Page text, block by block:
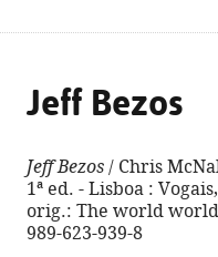
Jeff Bezos
Jeff Bezos / Chris
1ª ed. - Lisboa :
orig.: The world
989-623-939-8